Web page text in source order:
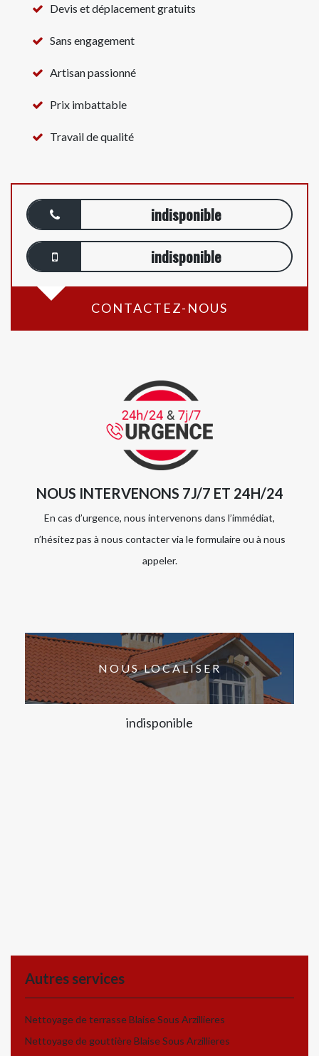
Devis et déplacement gratuits
Sans engagement
Artisan passionné
Prix imbattable
Travail de qualité
indisponible
indisponible
CONTACTEZ-NOUS
NOUS INTERVENONS 7J/7 ET 24H/24
En cas d’urgence, nous intervenons dans l’immédiat,
n’hésitez pas à nous contacter via le formulaire ou à nous
appeler.
NOUS LOCALISER
indisponible
Autres services
Nettoyage de terrasse Blaise Sous Arzillieres
Nettoyage de gouttière Blaise Sous Arzillieres